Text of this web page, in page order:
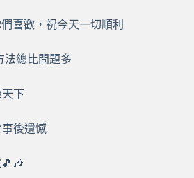
喜歡，祝今天一切順利
總比問題多
下
後遺憾